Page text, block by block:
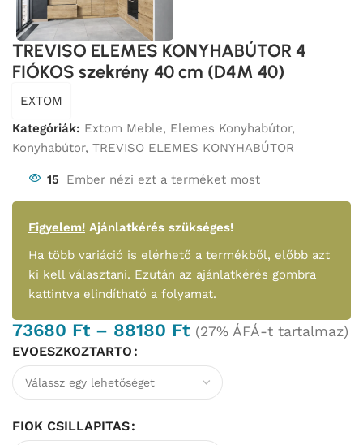
TREVISO ELEMES KONYHABÚTOR 4
FIÓKOS szekrény 40 cm (D4M 40)
EXTOM
Kategóriák: Extom Meble, Elemes Konyhabútor,
Konyhabútor, TREVISO ELEMES KONYHABÚTOR
15 Ember nézi ezt a terméket most
Figyelem! Ajánlatkérés szükséges!
Ha több variáció is elérhető a termékből, előbb azt
ki kell választani. Ezután az ajánlatkérés gombra
kattintva elindítható a folyamat.
73680 Ft – 88180 Ft (27% ÁFÁ-t tartalmaz)
EVOESZKOZTARTO
FIOK CSILLAPITAS